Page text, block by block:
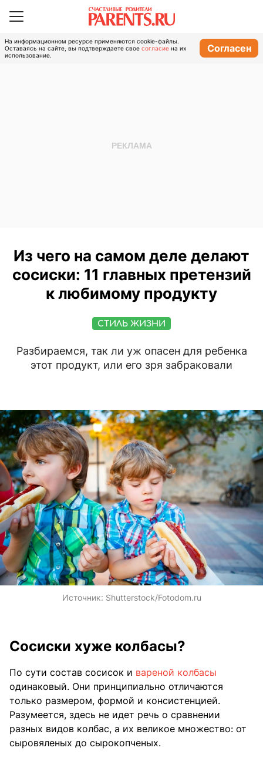
На информационном ресурсе применяются cookie-файлы.
Оставаясь на сайте, вы подтверждаете свое согласие на их
использование.
Согласен
Из чего на самом деле делают
сосиски: 11 главных претензий
к любимому продукту
СТИЛЬ ЖИЗНИ
Разбираемся, так ли уж опасен для ребенка
этот продукт, или его зря забраковали
Источник: Shutterstock/Fotodom.ru
Сосиски хуже колбасы?
По сути состав сосисок и вареной колбасы
одинаковый. Они принципиально отличаются
только размером, формой и консистенцией.
Разумеется, здесь не идет речь о сравнении
разных видов колбас, а их великое множество: от
сыровяленых до сырокопченых.